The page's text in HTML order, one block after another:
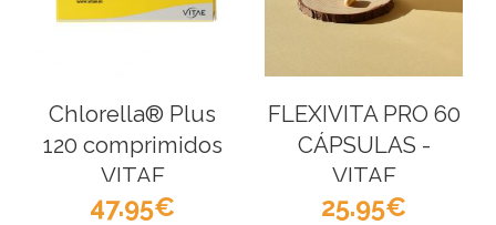
Chlorella® Plus
120 comprimidos
VITAE
47.95
FLEXIVITA PRO 60
CÁPSULAS -
VITAE
25.95